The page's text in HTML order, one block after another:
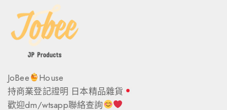
JoBee
House
持商業登記證明 日本精品雜貨
歡迎dm/wtsapp聯絡查詢